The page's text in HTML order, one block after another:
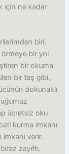
için ne kadar
biri.
bir yol
bir okuma
bir taş gibi,
dokunaklı
ücretsiz oku
kurma imkanı
verir.
zayıftı.